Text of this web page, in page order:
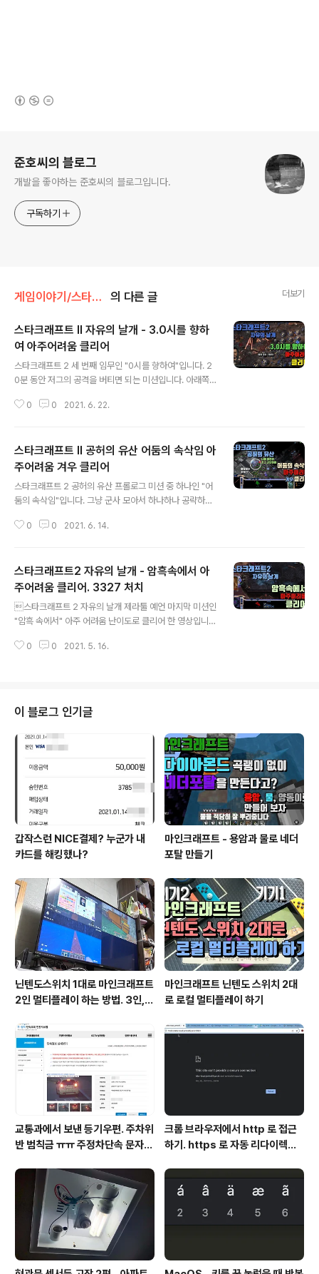
준호씨의 블로그
개발을 좋아하는 준호씨의 블로그입니다.
구독하기
게임이야기/스타크래프트2 의 다른 글 더보기
스타크래프트 II 자유의 날개 - 3.0시를 향하
여 아주어려움 클리어
스타크래프트 2 세 번째 임무인 "0시를 향하여"입니다. 2
0분 동안 저그의 공격을 버티면 되는 미션입니다. 아래쪽
니다. 2분 25초 정도가 되면 2시 방향에서 구조요청 신호
설로봇으로 수리하고 해병은 의무관으로 치료합니다. 병영
하나는 기술실 만들어서 의무관을 만들 수 있도록 하고 병
영 하나는 반응로를 만들어서 해병을 빨리 뽑을 수 있도록
합니다. 5분 57초 정도가 되면 중앙 부분에서 구조 요청
커를 계속 계속 짓습니다. 점점 많아지는 벙커입니다. 11분
0 0 2021. 6. 22.
스타크래프트 II 공허의 유산 어둠의 속삭임 아
주어려움 겨우 클리어
스타크래프트 2 공허의 유산 프롤로그 미션 중 하나인 "어
둠의 속삭임"입니다. 그냥 군사 모아서 하나하나 공략하려
버리네요 ^^; 추적자를 이용해서 저그 군단을 유인해서 뫼
요. 뫼비우스 재단 병력들이 종종 프로토스 기지로도 쳐들
어 오기 때문에 방어도 해 주어야 합니다. 그리고 거신을 계
속 뽑아줍니다. 불멸자들도 적당히 섞어주면 좋습니다. 거
신을 많이 만들면 저그 기지를 부술 수도 있는데요. 다만 타
리해 주는 것이 좋습니다. 저는 추적자 컨트롤을 못해서 저
0 0 2021. 6. 14.
스타크래프트2 자유의 날개 - 암흑속에서 아
주어려움 클리어. 3327 처치
스타크래프트 2 자유의 날개 제라툴 예언 마지막 미션인
"암흑 속에서" 아주 어려움 난이도로 클리어 한 영상입니
다. 공략법은 여러 가지가 있지만 암흑기사와 광자포 조합
x)의 중력자 광선(단축키 G)을 이용해서 공중으로 띄워서
처리합니다. 공허 포격기(Void Ray)가 나오기 시작하면
공허 포격기를 추가로 생산합니다. 이후 우주모함(Carrie
r)이 등장하면 우주모함을 추가로 생산해 줍니다. 비록 지
상군이 탈탈 털리고 자원도 다 캐지도 못했지만 3327 처
0 0 2021. 5. 16.
이 블로그 인기글
갑작스런 NICE결제? 누군가 내
카드를 해킹했나?
마인크래프트 - 용암과 물로 네더
포탈 만들기
닌텐도스위치 1대로 마인크래프트
2인 멀티플레이 하는 방법. 3인, 4
마인크래프트 닌텐도 스위치 2대
로 로컬 멀티플레이 하기
교통과에서 보낸 등기우편. 주차위
반 범칙금 ㅠㅠ 주정차단속 문자알
크롬 브라우저에서 http 로 접근
하기. https 로 자동 리다이렉트